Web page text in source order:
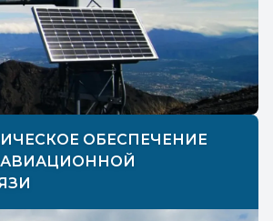
ОБЕСПЕЧЕНИЕ
АВИАЦИОННОЙ